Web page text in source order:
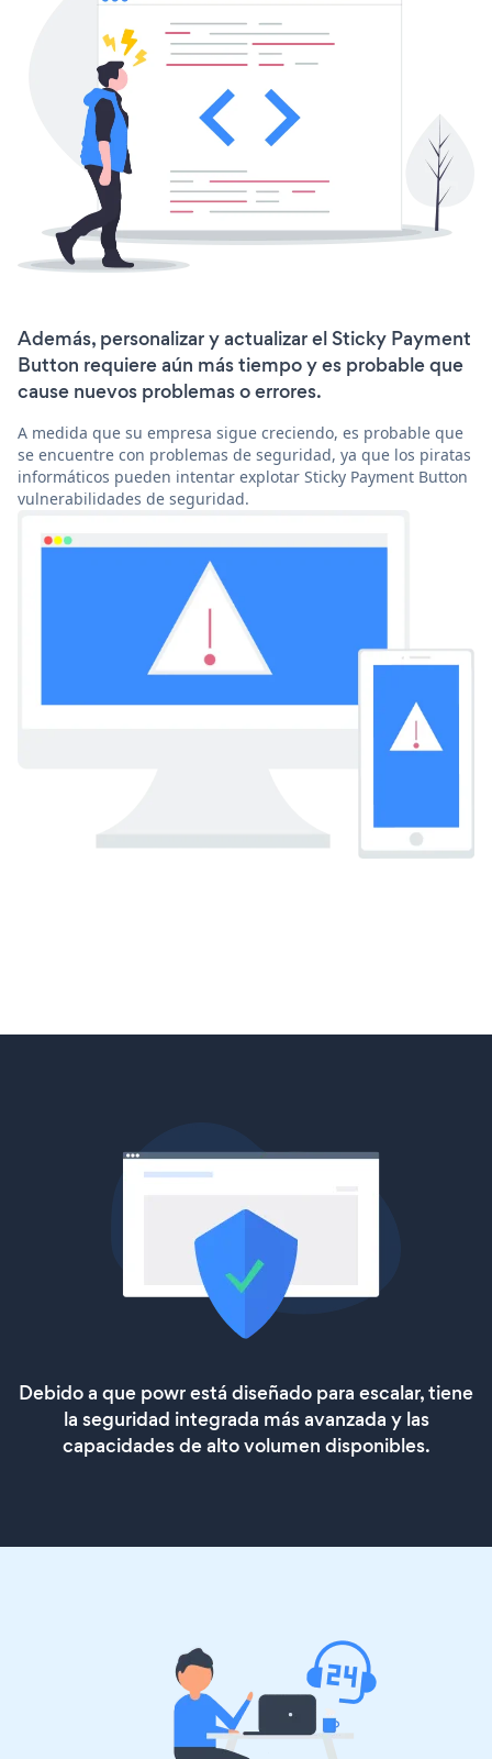
Además, personalizar y actualizar el Sticky Payment
Button requiere aún más tiempo y es probable que
cause nuevos problemas o errores.
A medida que su empresa sigue creciendo, es probable que
se encuentre con problemas de seguridad, ya que los piratas
informáticos pueden intentar explotar Sticky Payment Button
vulnerabilidades de seguridad.
Debido a que powr está diseñado para escalar, tiene
la seguridad integrada más avanzada y las
capacidades de alto volumen disponibles.